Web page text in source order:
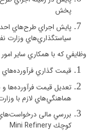
پخش
پايش اجراي طرح‌هاي
سياستگذاري‌هاي وزارت
وظايفي كه با همكاري ساير
قيمت گذاري فرآورده‌هاي
تعديل قيمت فرآورده‌ها
هماهنگي‌هاي لازم با
بررسي مالی
كوچك Mini Refinery